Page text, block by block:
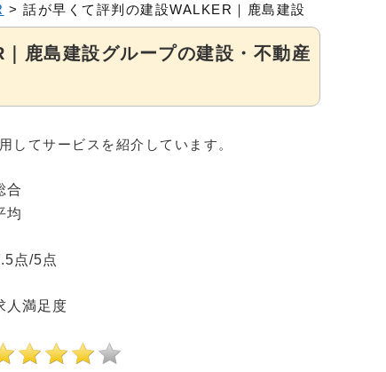
> 話が早くて評判の建設WALKER｜鹿島建設グループの
鹿島建設グループの建設・不動産
してサービスを紹介しています。
合
均
点/5点
人満足度